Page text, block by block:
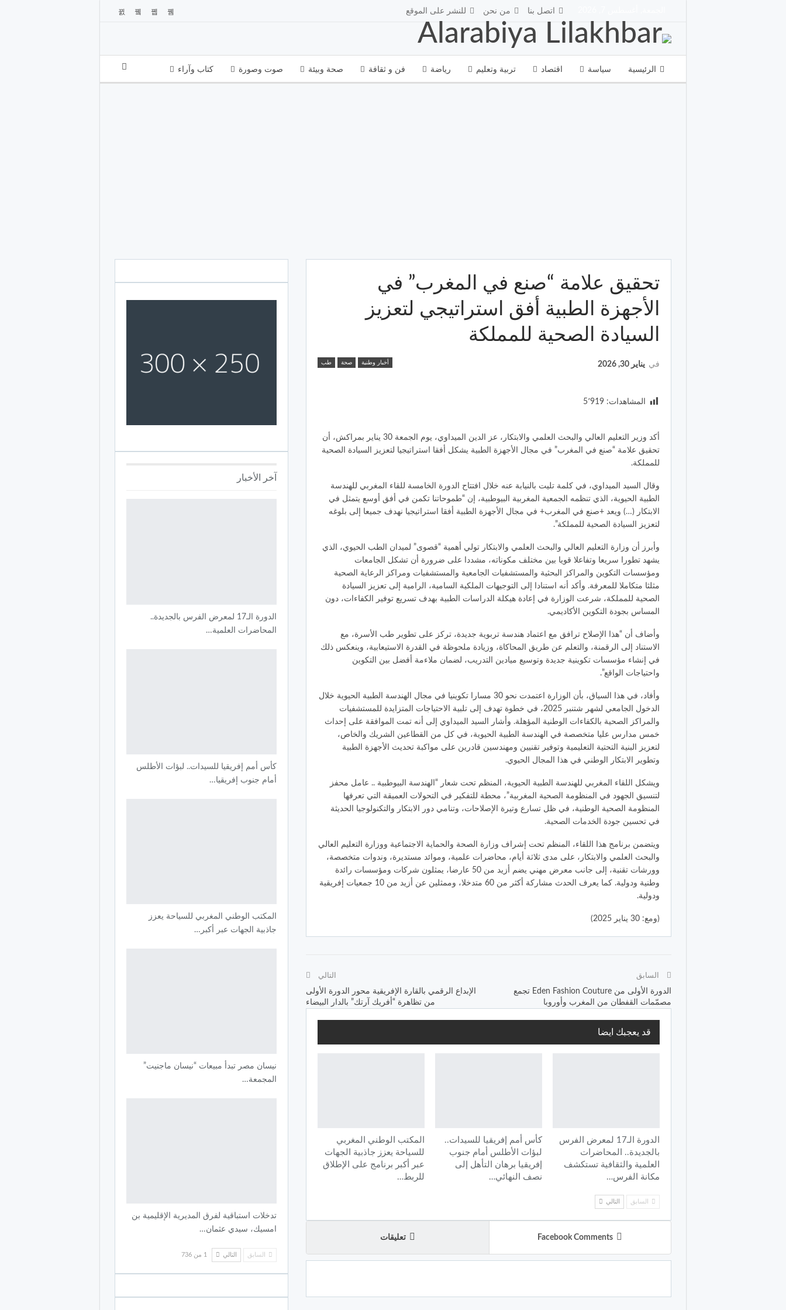
اتصل بنا من نحن للنشر على الموقع
الرئيسية سياسة اقتصاد تربية وتعليم رياضة فن و ثقافة صحة وبيئة صوت وصورة كتاب وآراء
تحقيق علامة “صنع في المغرب” في
الأجهزة الطبية أفق استراتيجي لتعزيز
السيادة الصحية للمملكة
أخبار وطنية صحة طب في يناير 30, 2026
المشاهدات: 5٬919
أكد وزير التعليم العالي والبحث العلمي والابتكار، عز الدين الميداوي، يوم الجمعة 30 يناير بمراكش، أن
تحقيق علامة “صنع في المغرب” في مجال الأجهزة الطبية يشكل أفقا استراتيجيا لتعزيز السيادة الصحية
للمملكة.
وقال السيد الميداوي، في كلمة تليت بالنيابة عنه خلال افتتاح الدورة الخامسة للقاء المغربي للهندسة
الطبية الحيوية، الذي تنظمه الجمعية المغربية البيوطبية، إن “طموحاتنا تكمن في أفق أوسع يتمثل في
الابتكار (…) ويعد +صنع في المغرب+ في مجال الأجهزة الطبية أفقا استراتيجيا نهدف جميعا إلى بلوغه
لتعزيز السيادة الصحية للمملكة”.
وأبرز أن وزارة التعليم العالي والبحث العلمي والابتكار تولي أهمية “قصوى” لميدان الطب الحيوي، الذي
يشهد تطورا سريعا وتفاعلا قويا بين مختلف مكوناته، مشددا على ضرورة أن تشكل الجامعات
ومؤسسات التكوين والمراكز البحثية والمستشفيات الجامعية والمستشفيات ومراكز الرعاية الصحية
مثلثا متكاملا للمعرفة. وأكد أنه استنادا إلى التوجيهات الملكية السامية، الرامية إلى تعزيز السيادة
الصحية للمملكة، شرعت الوزارة في إعادة هيكلة الدراسات الطبية بهدف تسريع توفير الكفاءات، دون
المساس بجودة التكوين الأكاديمي.
وأضاف أن “هذا الإصلاح ترافق مع اعتماد هندسة تربوية جديدة، تركز على تطوير طب الأسرة، مع
الاستناد إلى الرقمنة، والتعلم عن طريق المحاكاة، وزيادة ملحوظة في القدرة الاستيعابية، وينعكس ذلك
في إنشاء مؤسسات تكوينية جديدة وتوسيع ميادين التدريب، لضمان ملاءمة أفضل بين التكوين
واحتياجات الواقع”.
وأفاد، في هذا السياق، بأن الوزارة اعتمدت نحو 30 مسارا تكوينيا في مجال الهندسة الطبية الحيوية خلال
الدخول الجامعي لشهر شتنبر 2025، في خطوة تهدف إلى تلبية الاحتياجات المتزايدة للمستشفيات
والمراكز الصحية بالكفاءات الوطنية المؤهلة. وأشار السيد الميداوي إلى أنه تمت الموافقة على إحداث
خمس مدارس عليا متخصصة في الهندسة الطبية الحيوية، في كل من القطاعين الشريك والخاص،
لتعزيز البنية التحتية التعليمية وتوفير تقنيين ومهندسين قادرين على مواكبة تحديث الأجهزة الطبية
وتطوير الابتكار الوطني في هذا المجال الحيوي.
ويشكل اللقاء المغربي للهندسة الطبية الحيوية، المنظم تحت شعار “الهندسة البيوطبية .. عامل محفز
لتنسيق الجهود في المنظومة الصحية المغربية”، محطة للتفكير في التحولات العميقة التي تعرفها
المنظومة الصحية الوطنية، في ظل تسارع وتيرة الإصلاحات، وتنامي دور الابتكار والتكنولوجيا الحديثة
في تحسين جودة الخدمات الصحية.
ويتضمن برنامج هذا اللقاء، المنظم تحت إشراف وزارة الصحة والحماية الاجتماعية ووزارة التعليم العالي
والبحث العلمي والابتكار، على مدى ثلاثة أيام، محاضرات علمية، وموائد مستديرة، وندوات متخصصة،
وورشات تقنية، إلى جانب معرض مهني يضم أزيد من 50 عارضا، يمثلون شركات ومؤسسات رائدة
وطنية ودولية. كما يعرف الحدث مشاركة أكثر من 60 متدخلا، وممثلين عن أزيد من 10 جمعيات إفريقية
ودولية.
(ومع: 30 يناير 2025)
السابق
الدورة الأولى من Eden Fashion Couture تجمع
مصمّمات القفطان من المغرب وأوروبا
التالي
الإبداع الرقمي بالقارة الإفريقية محور الدورة الأولى
من تظاهرة “أفريك آرتك” بالدار البيضاء
قد يعجبك ايضا
الدورة الـ17 لمعرض الفرس
بالجديدة.. المحاضرات
العلمية والثقافية تستكشف
مكانة الفرس…
كأس أمم إفريقيا للسيدات..
لبؤات الأطلس أمام جنوب
إفريقيا برهان التأهل إلى
نصف النهائي…
المكتب الوطني المغربي
للسياحة يعزز جاذبية الجهات
عبر أكبر برنامج على الإطلاق
للربط…
السابق التالي
Facebook Comments تعليقات
آخر الأخبار
الدورة الـ17 لمعرض الفرس بالجديدة..
المحاضرات العلمية…
كأس أمم إفريقيا للسيدات.. لبؤات الأطلس
أمام جنوب إفريقيا…
المكتب الوطني المغربي للسياحة يعزز
جاذبية الجهات عبر أكبر…
نيسان مصر تبدأ مبيعات “نيسان ماجنيت”
المجمعة…
تدخلات استباقية لفرق المديرية الإقليمية بن
امسيك، سيدي عثمان…
السابق التالي 1 من 736